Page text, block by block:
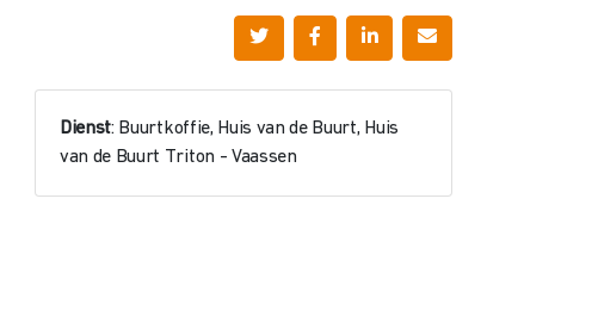
Dienst: Buurtkoffie, Huis van de Buurt, Huis
van de Buurt Triton - Vaassen